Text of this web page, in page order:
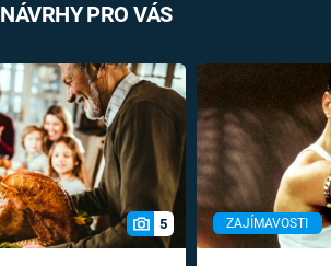
NÁVRHY PRO VÁS
5 ZAJÍMAVOSTI